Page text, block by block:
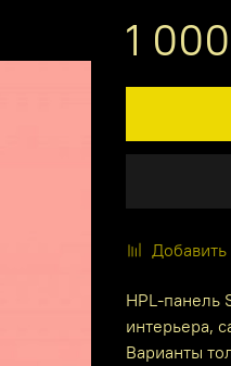
1
HPL-панель
интерьера,
Варианты